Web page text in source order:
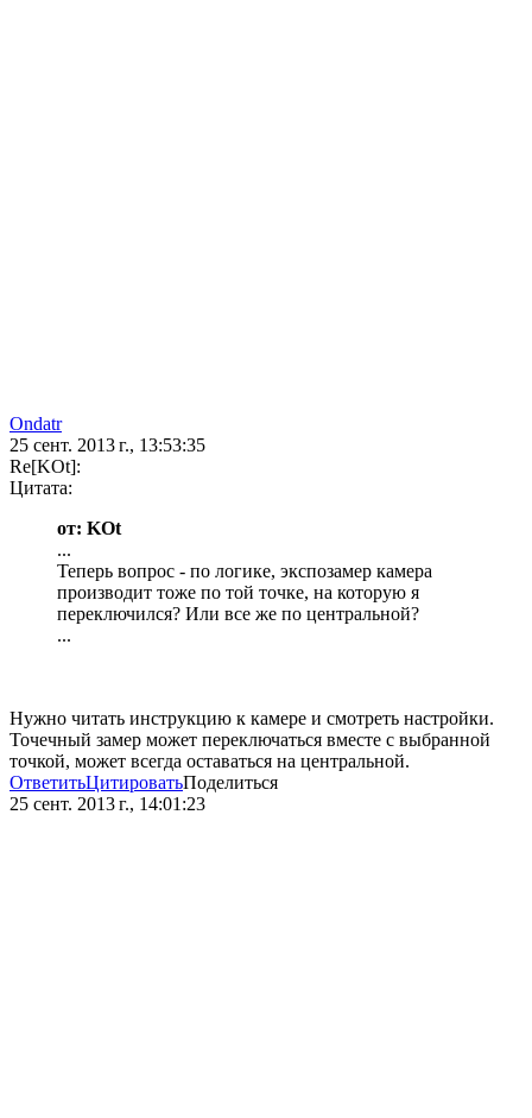
Ondatr
25 сент. 2013 г., 13:53:35
Re[KOt]:
Цитата:
от: KOt
...
Теперь вопрос - по логике, экспозамер камера
производит тоже по той точке, на которую я
переключился? Или все же по центральной?
...
Нужно читать инструкцию к камере и смотреть настройки.
Точечный замер может переключаться вместе с выбранной
точкой, может всегда оставаться на центральной.
ОтветитьЦитироватьПоделиться
25 сент. 2013 г., 14:01:23